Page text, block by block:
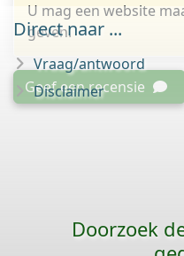
U mag een website
geven.
Geef een recensie
Direct naar ...
Vraag/antwoord
Disclaimer
Doorzoek